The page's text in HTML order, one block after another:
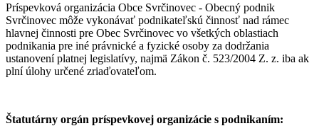
Príspevková organizácia Obce Svrčinovec - Obecný podnik
Svrčinovec môže vykonávať podnikateľskú činnosť nad rámec
hlavnej činnosti pre Obec Svrčinovec vo všetkých oblastiach
podnikania pre iné právnické a fyzické osoby za dodržania
ustanovení platnej legislatívy, najmä Zákon č. 523/2004 Z. z. iba ak
plní úlohy určené zriaďovateľom.
Štatutárny orgán príspevkovej organizácie s podnikaním: